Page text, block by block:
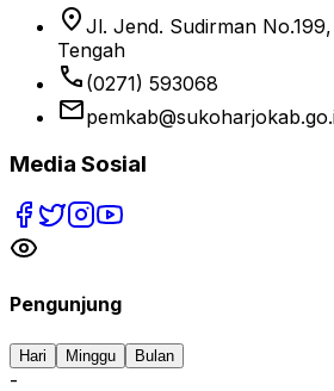
location_on Jl. Jend. Sudirman
Tengah
phone (0271) 593068
email
Media Sosial
Pengunjung
Hari Minggu Bulan
-